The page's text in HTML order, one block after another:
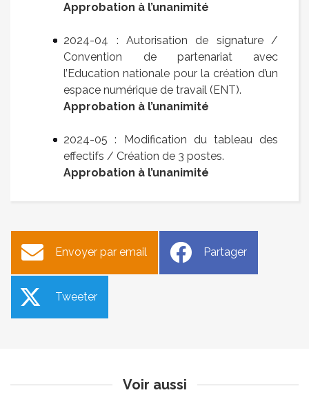
Approbation à l’unanimité
2024-04 : Autorisation de signature /
Convention de partenariat avec
l’Education nationale pour la création d’un
espace numérique de travail (ENT).
Approbation à l’unanimité
2024-05 : Modification du tableau des
effectifs / Création de 3 postes.
Approbation à l’unanimité
Envoyer par email Partager
Tweeter
Voir aussi